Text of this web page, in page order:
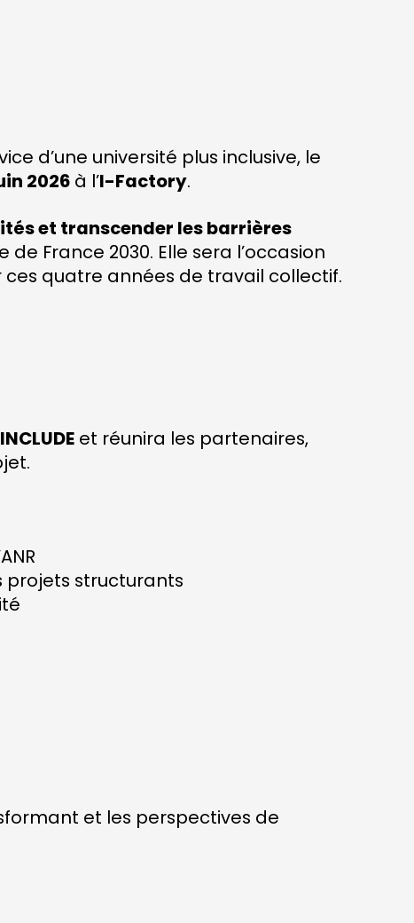
d’une université plus inclusive, le
2026 à l’I-Factory.
et transcender les barrières
France 2030. Elle sera l’occasion
quatre années de travail collectif.
et réunira les partenaires,
projets structurants
et les perspectives de